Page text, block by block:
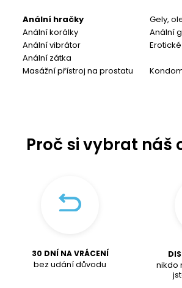
Anální hračky
Anální korálky
Anální vibrátor
Anální zátka
Masážní přístroj na prostatu
Gely,
Anální
Proč si vybrat náš
30 DNÍ NA VRÁCENÍ
bez udání důvodu
nikdo